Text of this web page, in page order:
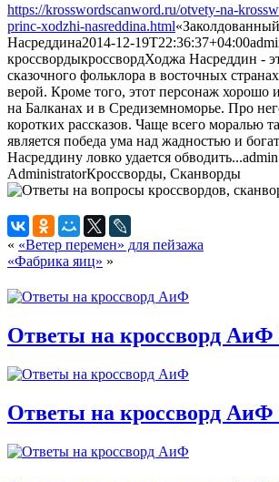
https://krosswordscanword.ru/otvety-na-
princ-xodzhi-nasreddina.html
Насреддина2014-12-19T22:36:37+04:00
кроссвордыкроссвордХоджа Насреддин -
сказочного фольклора в восточных
верой. Кроме того, этот персонаж хорошо
на Балканах и в Средиземноморье. Про
коротких рассказов. Чаще всего моралью
является победа ума над жадностью и
Насреддину ловко удается обводить...admin
AdministratorКроссворды, Сканворды
« «Ветер перемен» для пейзажа
«Фабрика яиц» »
Ответы на кроссворд АиФ
Ответы на кроссворд АиФ